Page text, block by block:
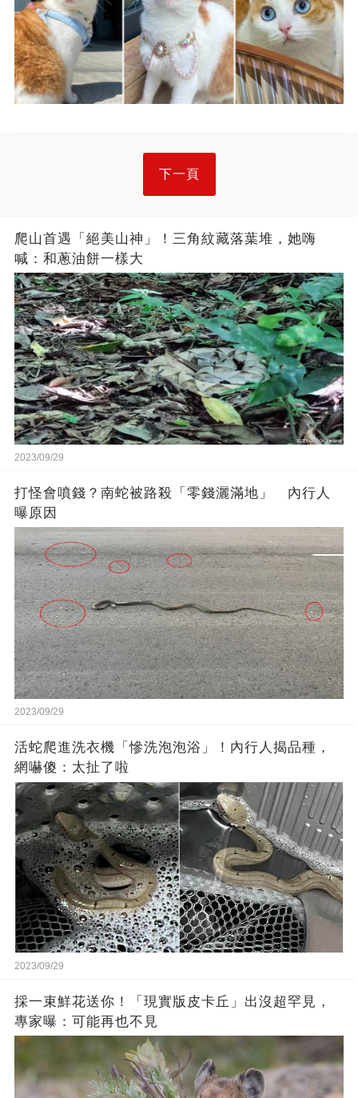
下一頁
爬山首遇「絕美山神」！三角紋藏落葉堆，她嗨
喊：和蔥油餅一樣大
2023/09/29
打怪會噴錢？南蛇被路殺「零錢灑滿地」 內行人
曝原因
2023/09/29
活蛇爬進洗衣機「慘洗泡泡浴」！內行人揭品種，
網嚇傻：太扯了啦
2023/09/29
採一束鮮花送你！「現實版皮卡丘」出沒超罕見，
專家曝：可能再也不見